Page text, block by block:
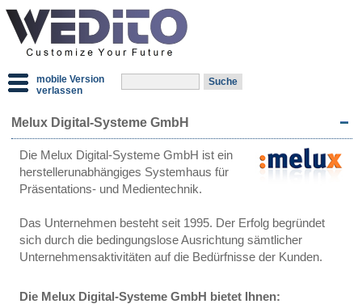
mobile Version
verlassen
Melux Digital-Systeme GmbH
Die Melux Digital-Systeme GmbH ist ein
herstellerunabhängiges Systemhaus für
Präsentations- und Medientechnik.
Das Unternehmen besteht seit 1995. Der Erfolg begründet
sich durch die bedingungslose Ausrichtung sämtlicher
Unternehmensaktivitäten auf die Bedürfnisse der Kunden.
Die Melux Digital-Systeme GmbH bietet Ihnen: